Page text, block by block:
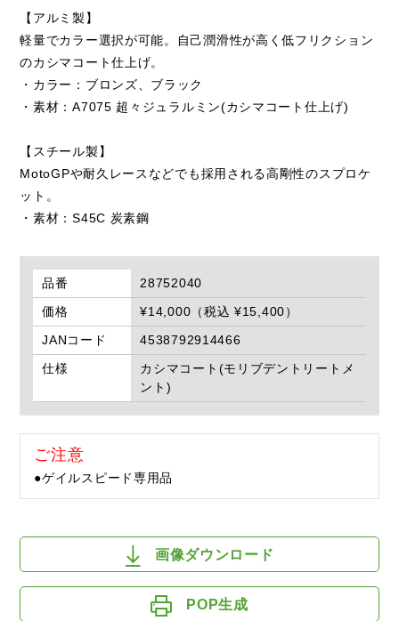
【アルミ製】
軽量でカラー選択が可能。自己潤滑性が高く低フリクション
のカシマコート仕上げ。
・カラー：ブロンズ、ブラック
・素材：A7075 超々ジュラルミン(カシマコート仕上げ)
【スチール製】
MotoGPや耐久レースなどでも採用される高剛性のスプロケ
ット。
・素材：S45C 炭素鋼
品番
28752040
価格
¥14,000（税込 ¥15,400）
JANコード
4538792914466
仕様
カシマコート(モリブデントリートメ
ント)
ご注意
●ゲイルスピード専用品
画像ダウンロード
POP生成